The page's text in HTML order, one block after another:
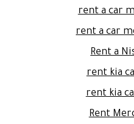
rent a car
rent a car
Rent a
rent kia
rent kia
Rent